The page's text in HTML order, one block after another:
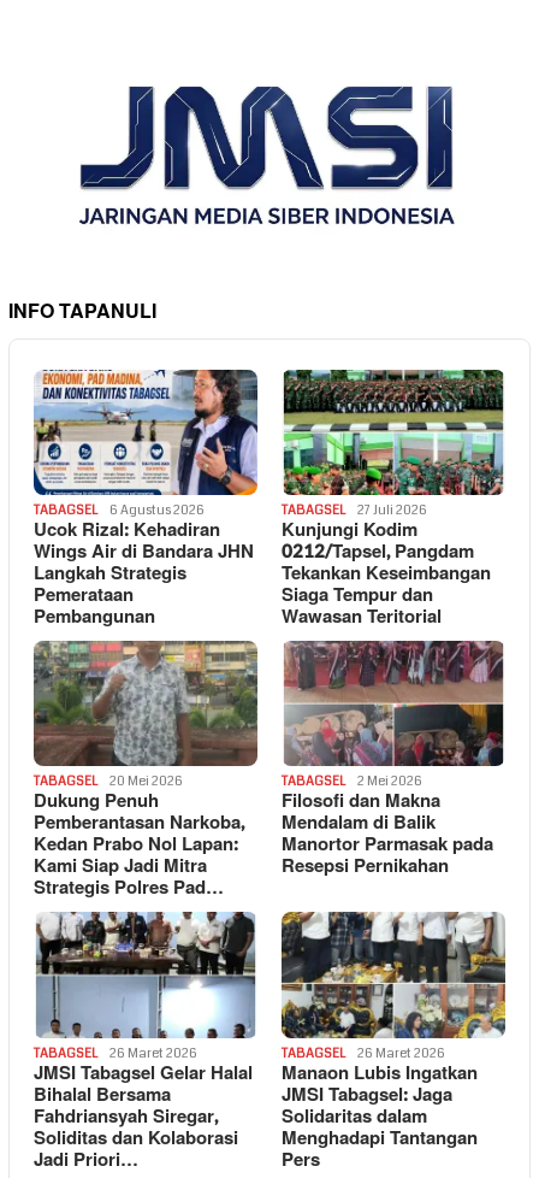
INFO TAPANULI
TABAGSEL 6 Agustus 2026
Ucok Rizal: Kehadiran
Wings Air di Bandara JHN
Langkah Strategis
Pemerataan
Pembangunan
TABAGSEL 27 Juli 2026
Kunjungi Kodim
0212/Tapsel, Pangdam
Tekankan Keseimbangan
Siaga Tempur dan
Wawasan Teritorial
TABAGSEL 20 Mei 2026
Dukung Penuh
Pemberantasan Narkoba,
Kedan Prabo Nol Lapan:
Kami Siap Jadi Mitra
Strategis Polres Pad…
TABAGSEL 2 Mei 2026
Filosofi dan Makna
Mendalam di Balik
Manortor Parmasak pada
Resepsi Pernikahan
TABAGSEL 26 Maret 2026
JMSI Tabagsel Gelar Halal
Bihalal Bersama
Fahdriansyah Siregar,
Soliditas dan Kolaborasi
Jadi Priori…
TABAGSEL 26 Maret 2026
Manaon Lubis Ingatkan
JMSI Tabagsel: Jaga
Solidaritas dalam
Menghadapi Tantangan
Pers